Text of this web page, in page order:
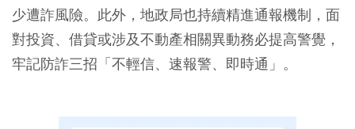
少遭詐風險。此外，地政局也持續精進通報機制，面
對投資、借貸或涉及不動產相關異動務必提高警覺，
牢記防詐三招「不輕信、速報警、即時通」。